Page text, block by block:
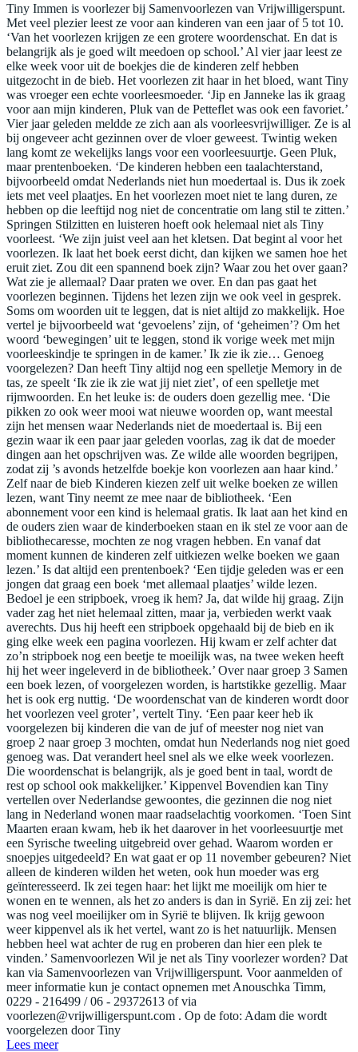
Tiny Immen is voorlezer bij Samenvoorlezen van Vrijwilligerspunt.
Met veel plezier leest ze voor aan kinderen van een jaar of 5 tot 10.
‘Van het voorlezen krijgen ze een grotere woordenschat. En dat is
belangrijk als je goed wilt meedoen op school.’ Al vier jaar leest ze
elke week voor uit de boekjes die de kinderen zelf hebben
uitgezocht in de bieb. Het voorlezen zit haar in het bloed, want Tiny
was vroeger een echte voorleesmoeder. ‘Jip en Janneke las ik graag
voor aan mijn kinderen, Pluk van de Petteflet was ook een favoriet.’
Vier jaar geleden meldde ze zich aan als voorleesvrijwilliger. Ze is al
bij ongeveer acht gezinnen over de vloer geweest. Twintig weken
lang komt ze wekelijks langs voor een voorleesuurtje. Geen Pluk,
maar prentenboeken. ‘De kinderen hebben een taalachterstand,
bijvoorbeeld omdat Nederlands niet hun moedertaal is. Dus ik zoek
iets met veel plaatjes. En het voorlezen moet niet te lang duren, ze
hebben op die leeftijd nog niet de concentratie om lang stil te zitten.’
Springen Stilzitten en luisteren hoeft ook helemaal niet als Tiny
voorleest. ‘We zijn juist veel aan het kletsen. Dat begint al voor het
voorlezen. Ik laat het boek eerst dicht, dan kijken we samen hoe het
eruit ziet. Zou dit een spannend boek zijn? Waar zou het over gaan?
Wat zie je allemaal? Daar praten we over. En dan pas gaat het
voorlezen beginnen. Tijdens het lezen zijn we ook veel in gesprek.
Soms om woorden uit te leggen, dat is niet altijd zo makkelijk. Hoe
vertel je bijvoorbeeld wat ‘gevoelens’ zijn, of ‘geheimen’? Om het
woord ‘bewegingen’ uit te leggen, stond ik vorige week met mijn
voorleeskindje te springen in de kamer.’ Ik zie ik zie… Genoeg
voorgelezen? Dan heeft Tiny altijd nog een spelletje Memory in de
tas, ze speelt ‘Ik zie ik zie wat jij niet ziet’, of een spelletje met
rijmwoorden. En het leuke is: de ouders doen gezellig mee. ‘Die
pikken zo ook weer mooi wat nieuwe woorden op, want meestal
zijn het mensen waar Nederlands niet de moedertaal is. Bij een
gezin waar ik een paar jaar geleden voorlas, zag ik dat de moeder
dingen aan het opschrijven was. Ze wilde alle woorden begrijpen,
zodat zij ’s avonds hetzelfde boekje kon voorlezen aan haar kind.’
Zelf naar de bieb Kinderen kiezen zelf uit welke boeken ze willen
lezen, want Tiny neemt ze mee naar de bibliotheek. ‘Een
abonnement voor een kind is helemaal gratis. Ik laat aan het kind en
de ouders zien waar de kinderboeken staan en ik stel ze voor aan de
bibliothecaresse, mochten ze nog vragen hebben. En vanaf dat
moment kunnen de kinderen zelf uitkiezen welke boeken we gaan
lezen.’ Is dat altijd een prentenboek? ‘Een tijdje geleden was er een
jongen dat graag een boek ‘met allemaal plaatjes’ wilde lezen.
Bedoel je een stripboek, vroeg ik hem? Ja, dat wilde hij graag. Zijn
vader zag het niet helemaal zitten, maar ja, verbieden werkt vaak
averechts. Dus hij heeft een stripboek opgehaald bij de bieb en ik
ging elke week een pagina voorlezen. Hij kwam er zelf achter dat
zo’n stripboek nog een beetje te moeilijk was, na twee weken heeft
hij het weer ingeleverd in de bibliotheek.’ Over naar groep 3 Samen
een boek lezen, of voorgelezen worden, is hartstikke gezellig. Maar
het is ook erg nuttig. ‘De woordenschat van de kinderen wordt door
het voorlezen veel groter’, vertelt Tiny. ‘Een paar keer heb ik
voorgelezen bij kinderen die van de juf of meester nog niet van
groep 2 naar groep 3 mochten, omdat hun Nederlands nog niet goed
genoeg was. Dat verandert heel snel als we elke week voorlezen.
Die woordenschat is belangrijk, als je goed bent in taal, wordt de
rest op school ook makkelijker.’ Kippenvel Bovendien kan Tiny
vertellen over Nederlandse gewoontes, die gezinnen die nog niet
lang in Nederland wonen maar raadselachtig voorkomen. ‘Toen Sint
Maarten eraan kwam, heb ik het daarover in het voorleesuurtje met
een Syrische tweeling uitgebreid over gehad. Waarom worden er
snoepjes uitgedeeld? En wat gaat er op 11 november gebeuren? Niet
alleen de kinderen wilden het weten, ook hun moeder was erg
geïnteresseerd. Ik zei tegen haar: het lijkt me moeilijk om hier te
wonen en te wennen, als het zo anders is dan in Syrië. En zij zei: het
was nog veel moeilijker om in Syrië te blijven. Ik krijg gewoon
weer kippenvel als ik het vertel, want zo is het natuurlijk. Mensen
hebben heel wat achter de rug en proberen dan hier een plek te
vinden.’ Samenvoorlezen Wil je net als Tiny voorlezer worden? Dat
kan via Samenvoorlezen van Vrijwilligerspunt. Voor aanmelden of
meer informatie kun je contact opnemen met Anouschka Timm,
0229 - 216499 / 06 - 29372613 of via
voorlezen@vrijwilligerspunt.com . Op de foto: Adam die wordt
voorgelezen door Tiny
Lees meer